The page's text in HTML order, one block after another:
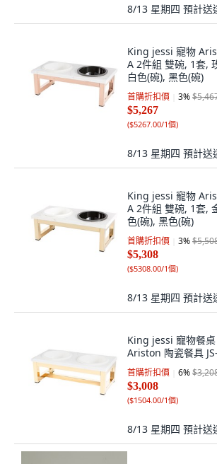
8/13 星期四 預計送
King jessi 寵物
A 2件組 雙碗, 1套,
白色(碗), 黑色(碗)
首購折扣價 3%
$5,267
($5267.00/1個)
8/13 星期四 預計送
King jessi 寵物
A 2件組 雙碗, 1套,
色(碗), 黑色(碗)
首購折扣價 3%
$5,308
($5308.00/1個)
8/13 星期四 預計送
King jessi 寵物餐
Ariston 陶瓷餐具
首購折扣價 6%
$3,008
($1504.00/1個)
8/13 星期四 預計送